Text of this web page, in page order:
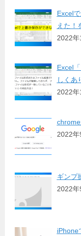
Excel
えた！
2022年
Excel
しくあ
2022年
2022年
ギンプ
2022年
iPhone